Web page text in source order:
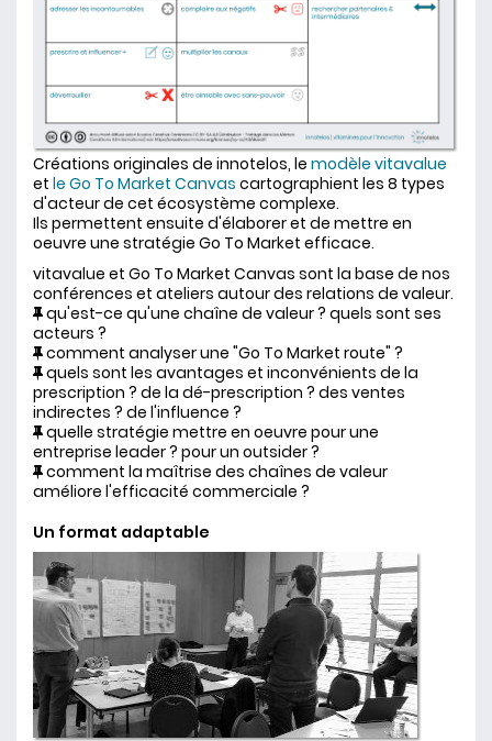
Créations originales de innotelos, le modèle vitavalue
et le Go To Market Canvas cartographient les 8 types
d'acteur de cet écosystème complexe.
Ils permettent ensuite d'élaborer et de mettre en
oeuvre une stratégie Go To Market efficace.
vitavalue et Go To Market Canvas sont la base de nos
conférences et ateliers autour des relations de valeur.
qu'est-ce qu'une chaîne de valeur ? quels sont ses
acteurs ?
comment analyser une "Go To Market route" ?
quels sont les avantages et inconvénients de la
prescription ? de la dé-prescription ? des ventes
indirectes ? de l'influence ?
quelle stratégie mettre en oeuvre pour une
entreprise leader ? pour un outsider ?
comment la maîtrise des chaînes de valeur
améliore l'efficacité commerciale ?
Un format adaptable